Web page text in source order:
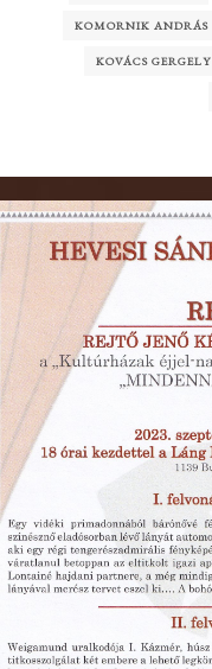
KOMORNIK ANDRÁS
KOVÁCS GERGELY